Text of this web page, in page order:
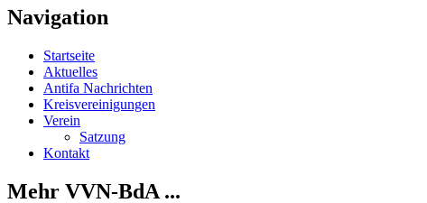
Navigation
Startseite
Aktuelles
Antifa Nachrichten
Kreisvereinigungen
Verein
Satzung
Kontakt
Mehr VVN-BdA ...